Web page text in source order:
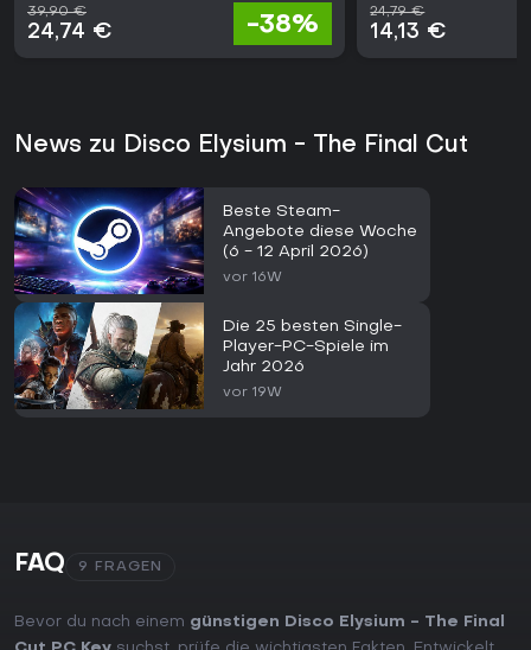
39,90 €
24,74 € -38%
24,79 €
14,13 €
News zu Disco Elysium - The Final Cut
Beste Steam-
Angebote diese Woche
(6 - 12 April 2026)
vor 16W
Die 25 besten Single-
Player-PC-Spiele im
Jahr 2026
vor 19W
FAQ 9 FRAGEN
Bevor du nach einem günstigen Disco Elysium - The Final